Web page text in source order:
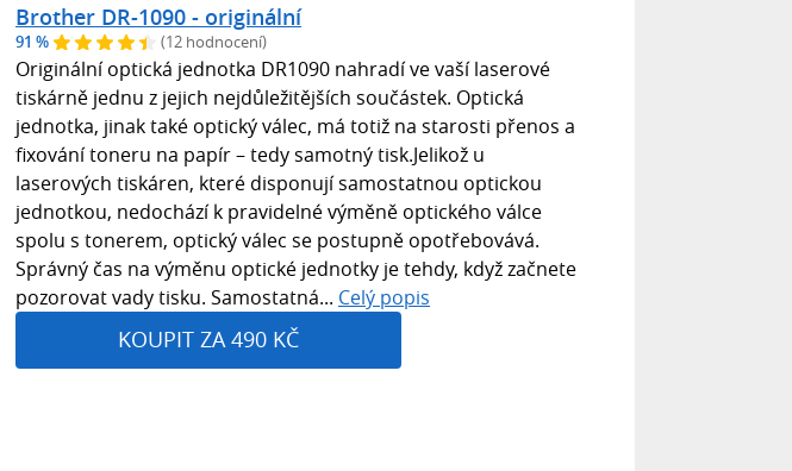
Brother DR-1090 - originální
91 % (12 hodnocení)
Originální optická jednotka DR1090 nahradí ve vaší laserové
tiskárně jednu z jejich nejdůležitějších součástek. Optická
jednotka, jinak také optický válec, má totiž na starosti přenos a
fixování toneru na papír – tedy samotný tisk.Jelikož u
laserových tiskáren, které disponují samostatnou optickou
jednotkou, nedochází k pravidelné výměně optického válce
spolu s tonerem, optický válec se postupně opotřebovává.
Správný čas na výměnu optické jednotky je tehdy, když začnete
pozorovat vady tisku. Samostatná... Celý popis
KOUPIT ZA 490 KČ